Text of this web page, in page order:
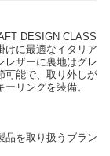
DESIGN CLASS
けに最適なイタリア
レザーに裏地はグレ
可能で、取り外しが
リングを装備。
品を取り扱うブラン